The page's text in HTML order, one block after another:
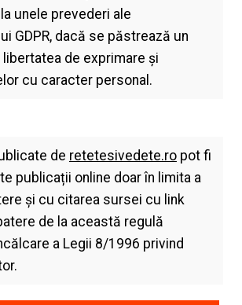
unele prevederi ale
GDPR, dacă se păstrează un
de exprimare şi
cu caracter personal.
de retetesivedete.ropot fi
publicații online doar în limita a
și cu citarea sursei cu link
de la această regulă
a Legii 8/1996 privind